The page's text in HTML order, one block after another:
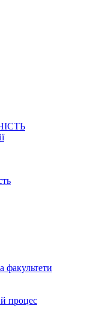
факультети
процес